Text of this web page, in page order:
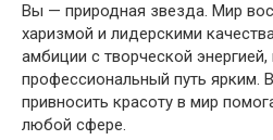
Вы — природная звезда. Мир
харизмой и лидерскими
амбиции с творческой
профессиональный путь ярким.
привносить красоту в мир
любой сфере.